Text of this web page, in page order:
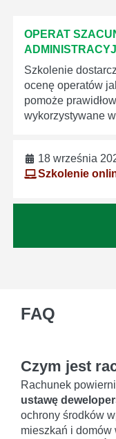
OPERAT
Szkolenie
ocenę operatów
pomoże
wykorzystywane
18 września
Szkolenie
FAQ
Czym jest
Rachunek
ustawę
ochrony środków
mieszkań i